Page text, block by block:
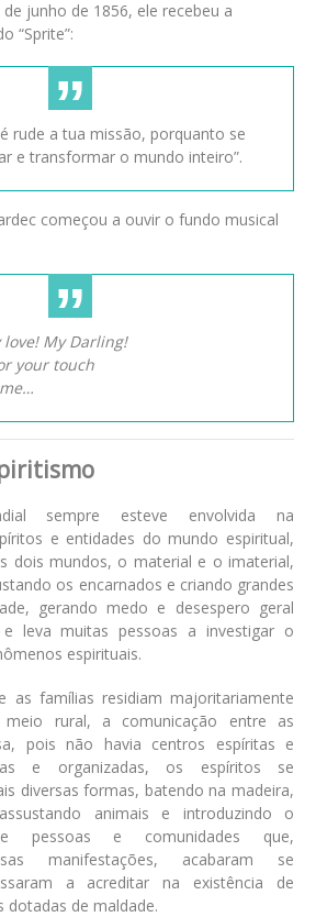
junho de 1856, ele recebeu a
“Sprite”:
rude a tua missão, porquanto se
e transformar o mundo inteiro”.
começou a ouvir o fundo musical
My Darling!
your touch
sempre esteve envolvida na
e entidades do mundo espiritual,
dois mundos, o material e o imaterial,
os encarnados e criando grandes
gerando medo e desespero geral
leva muitas pessoas a investigar o
espirituais.
as famílias residiam majoritariamente
rural, a comunicação entre as
pois não havia centros espíritas e
e organizadas, os espíritos se
diversas formas, batendo na madeira,
animais e introduzindo o
pessoas e comunidades que,
manifestações, acabaram se
a acreditar na existência de
dotadas de maldade.